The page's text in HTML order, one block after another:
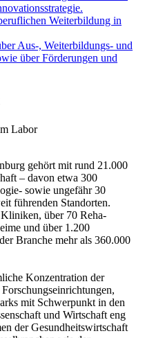
Weiterbildung in
Aus-, Weiterbildungs- und
über Förderungen und
gehört mit rund 21.000
– davon etwa 300
sowie ungefähr 30
führenden Standorten.
über 70 Reha-
und über 1.200
Branche mehr als 360.000
Konzentration der
mit Schwerpunkt in den
und Wirtschaft eng
der Gesundheitswirtschaft